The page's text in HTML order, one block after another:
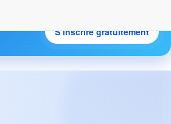
S’inscrire gratuitement